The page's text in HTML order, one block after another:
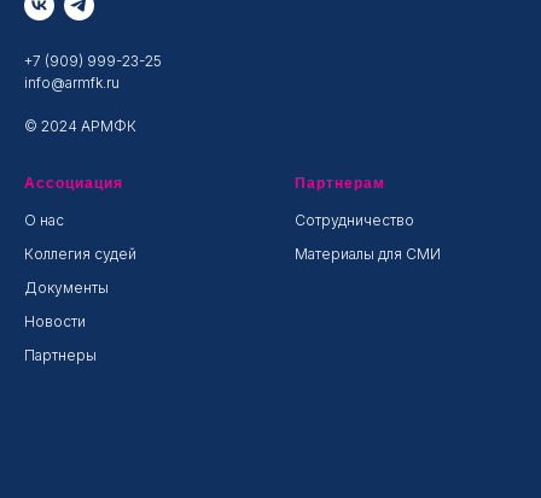
+7 (909) 999-23-25
info@armfk.ru
© 2024 АРМФК
Ассоциация
О нас
Коллегия судей
Документы
Новости
Партнеры
Партнерам
Сотрудничество
Материалы для СМИ